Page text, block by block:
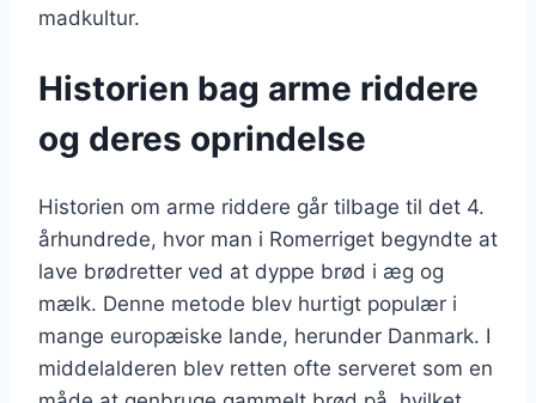
madkultur.
Historien bag arme riddere
og deres oprindelse
Historien om arme riddere går tilbage til det 4.
århundrede, hvor man i Romerriget begyndte at
lave brødretter ved at dyppe brød i æg og
mælk. Denne metode blev hurtigt populær i
mange europæiske lande, herunder Danmark. I
middelalderen blev retten ofte serveret som en